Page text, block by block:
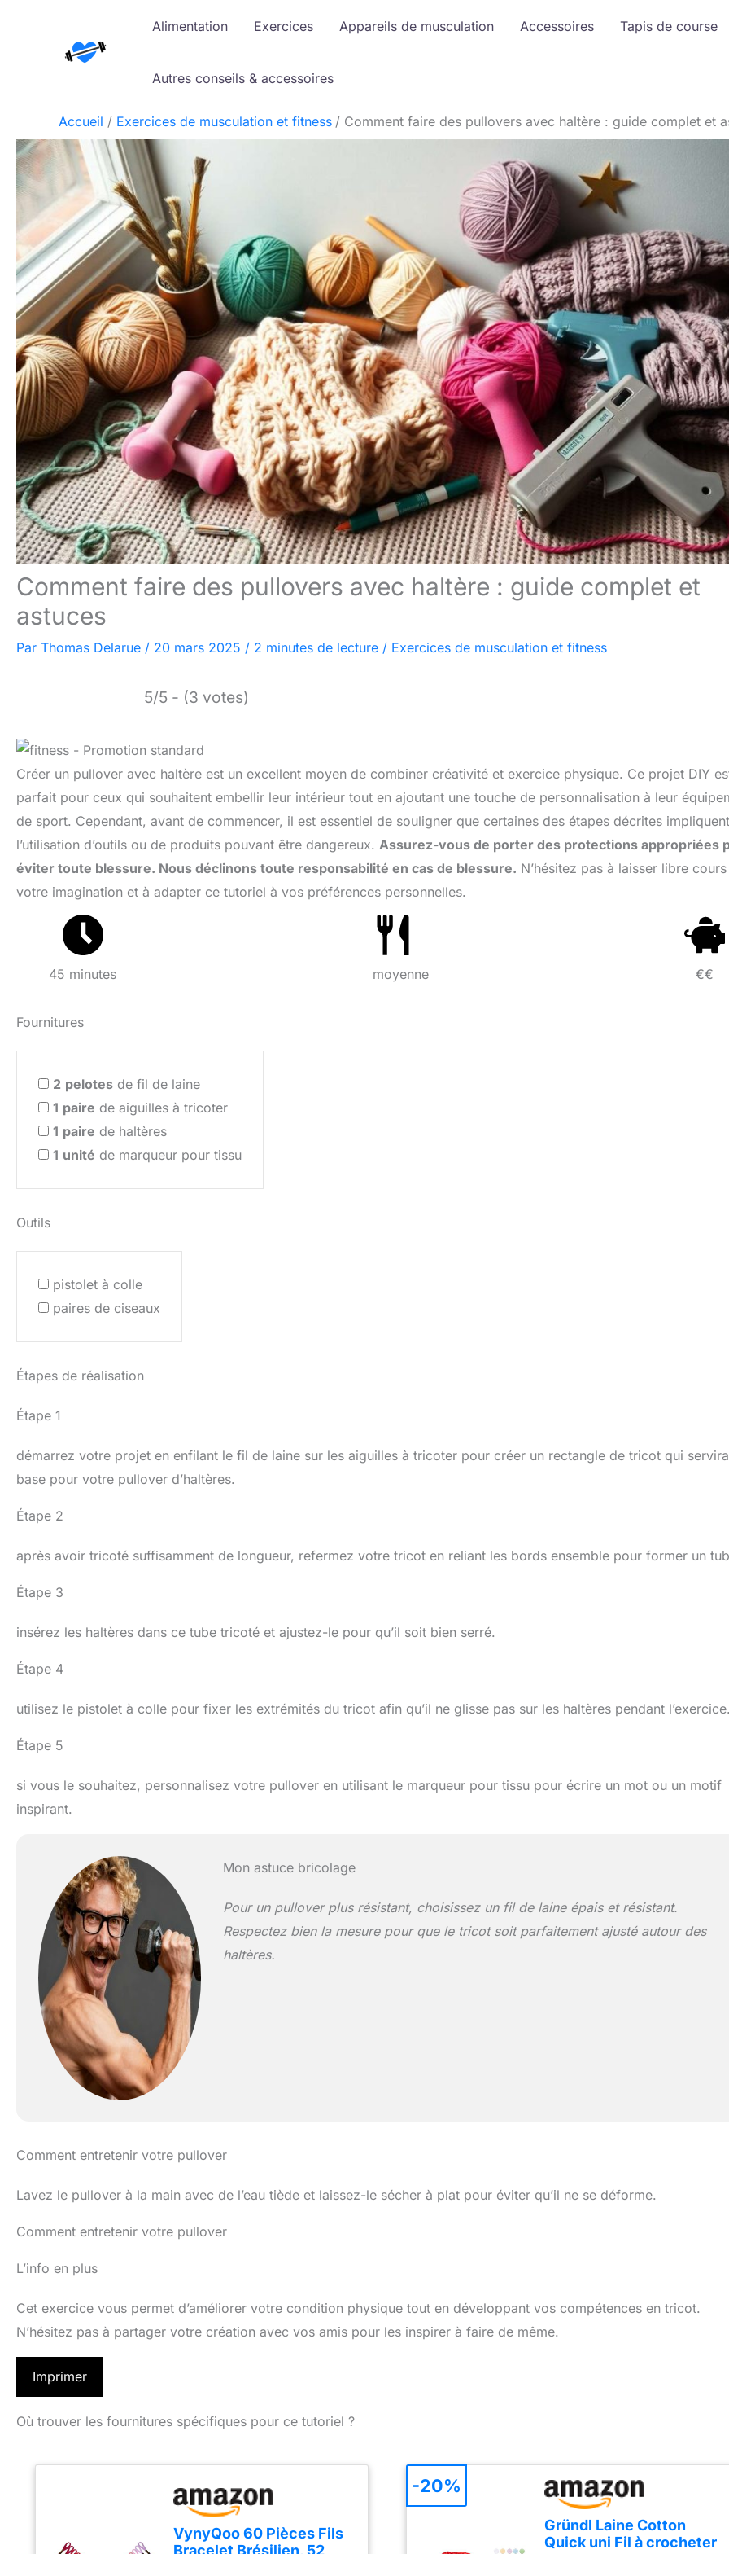
Alimentation Exercices Appareils de musculation Accessoires Tapis de course
Autres conseils & accessoires
Accueil Exercices de musculation et fitness Comment faire des pullovers avec haltère : guide complet et
Comment faire des pullovers avec haltère : guide complet et
astuces
Par Thomas Delarue / 20 mars 2025 / 2 minutes de lecture / Exercices de musculation et fitness
5/5 - (3 votes)
Créer un pullover avec haltère est un excellent moyen de combiner créativité et exercice physique. Ce projet DIY
parfait pour ceux qui souhaitent embellir leur intérieur tout en ajoutant une touche de personnalisation à leur
de sport. Cependant, avant de commencer, il est essentiel de souligner que certaines des étapes décrites impliquent
l’utilisation d’outils ou de produits pouvant être dangereux. Assurez-vous de porter des protections appropriées
éviter toute blessure. Nous déclinons toute responsabilité en cas de blessure. N’hésitez pas à laisser libre
votre imagination et à adapter ce tutoriel à vos préférences personnelles.
45 minutes moyenne €€
Fournitures
2 pelotes de fil de laine
1 paire de aiguilles à tricoter
1 paire de haltères
1 unité de marqueur pour tissu
Outils
pistolet à colle
paires de ciseaux
Étapes de réalisation
Étape 1
démarrez votre projet en enfilant le fil de laine sur les aiguilles à tricoter pour créer un rectangle de tricot qui
base pour votre pullover d’haltères.
Étape 2
après avoir tricoté suffisamment de longueur, refermez votre tricot en reliant les bords ensemble pour former un
Étape 3
insérez les haltères dans ce tube tricoté et ajustez-le pour qu’il soit bien serré.
Étape 4
utilisez le pistolet à colle pour fixer les extrémités du tricot afin qu’il ne glisse pas sur les haltères pendant
Étape 5
si vous le souhaitez, personnalisez votre pullover en utilisant le marqueur pour tissu pour écrire un mot ou un motif
inspirant.
Mon astuce bricolage
Pour un pullover plus résistant, choisissez un fil de laine épais et résistant.
Respectez bien la mesure pour que le tricot soit parfaitement ajusté autour des
haltères.
Comment entretenir votre pullover
Lavez le pullover à la main avec de l’eau tiède et laissez-le sécher à plat pour éviter qu’il ne se déforme.
Comment entretenir votre pullover
L’info en plus
Cet exercice vous permet d’améliorer votre condition physique tout en développant vos compétences en tricot.
N’hésitez pas à partager votre création avec vos amis pour les inspirer à faire de même.
Imprimer
Où trouver les fournitures spécifiques pour ce tutoriel ?
VynyQoo 60 Pièces Fils
Bracelet Brésilien, 52
Gründl Laine Cotton
Quick uni Fil à crocheter
-20%